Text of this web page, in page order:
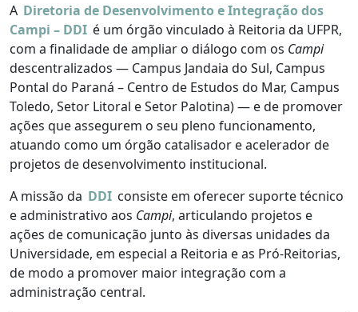
A Diretoria de Desenvolvimento e Integração dos
Campi – DDI é um órgão vinculado à Reitoria da UFPR,
com a finalidade de ampliar o diálogo com os Campi
descentralizados — Campus Jandaia do Sul, Campus
Pontal do Paraná – Centro de Estudos do Mar, Campus
Toledo, Setor Litoral e Setor Palotina) — e de promover
ações que assegurem o seu pleno funcionamento,
atuando como um órgão catalisador e acelerador de
projetos de desenvolvimento institucional.
A missão da DDI consiste em oferecer suporte técnico
e administrativo aos Campi, articulando projetos e
ações de comunicação junto às diversas unidades da
Universidade, em especial a Reitoria e as Pró-Reitorias,
de modo a promover maior integração com a
administração central.